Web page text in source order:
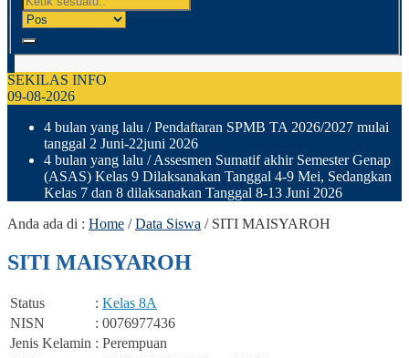
SEKILAS INFO
09-08-2026
4 bulan yang lalu / Pendaftaran SPMB TA 2026/2027 mulai
tanggal 2 Juni-22juni 2026
4 bulan yang lalu / Assesmen Sumatif akhir Semester Genap
(ASAS) Kelas 9 Dilaksanakan Tanggal 4-9 Mei, Sedangkan
Kelas 7 dan 8 dilaksanakan Tanggal 8-13 Juni 2026
Anda ada di : Home /Data Siswa / SITI MAISYAROH
SITI MAISYAROH
Status : Kelas 8A
NISN
: 0076977436
Jenis Kelamin : Perempuan